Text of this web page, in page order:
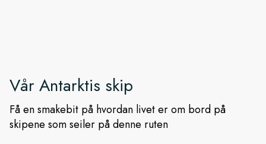
VårAntarktis skip
Få en smakebit på hvordan livet er om bord på
skipene som seiler på denne ruten